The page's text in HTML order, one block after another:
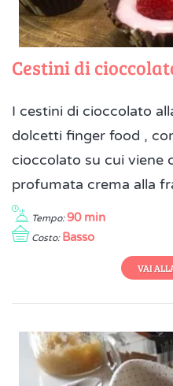
Cestini di
I cestini di cioccolato
dolcetti finger food ,
cioccolato su cui viene
profumata crema alla
Tempo: 90 min
Costo: Basso
VAI